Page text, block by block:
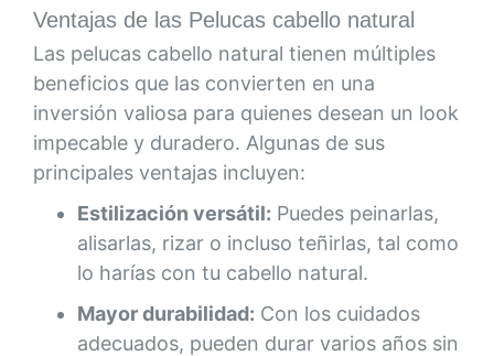
Ventajas de las Pelucas cabello natural
Las pelucas cabello natural tienen múltiples
beneficios que las convierten en una
inversión valiosa para quienes desean un look
impecable y duradero. Algunas de sus
principales ventajas incluyen:
Estilización versátil: Puedes peinarlas,
alisarlas, rizar o incluso teñirlas, tal como
lo harías con tu cabello natural.
Mayor durabilidad: Con los cuidados
adecuados, pueden durar varios años sin